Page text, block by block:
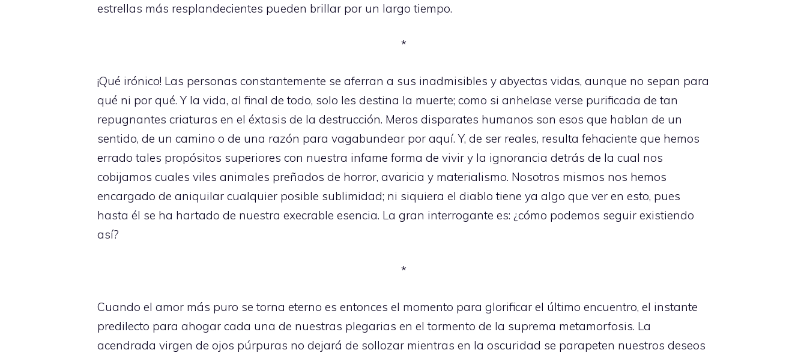
estrellas más resplandecientes pueden brillar por un largo tiempo.
*
¡Qué irónico! Las personas constantemente se aferran a sus inadmisibles y abyectas vidas, aunque no sepan para
qué ni por qué. Y la vida, al final de todo, solo les destina la muerte; como si anhelase verse purificada de tan
repugnantes criaturas en el éxtasis de la destrucción. Meros disparates humanos son esos que hablan de un
sentido, de un camino o de una razón para vagabundear por aquí. Y, de ser reales, resulta fehaciente que hemos
errado tales propósitos superiores con nuestra infame forma de vivir y la ignorancia detrás de la cual nos
cobijamos cuales viles animales preñados de horror, avaricia y materialismo. Nosotros mismos nos hemos
encargado de aniquilar cualquier posible sublimidad; ni siquiera el diablo tiene ya algo que ver en esto, pues
hasta él se ha hartado de nuestra execrable esencia. La gran interrogante es: ¿cómo podemos seguir existiendo
así?
*
Cuando el amor más puro se torna eterno es entonces el momento para glorificar el último encuentro, el instante
predilecto para ahogar cada una de nuestras plegarias en el tormento de la suprema metamorfosis. La
acendrada virgen de ojos púrpuras no dejará de sollozar mientras en la oscuridad se parapeten nuestros deseos